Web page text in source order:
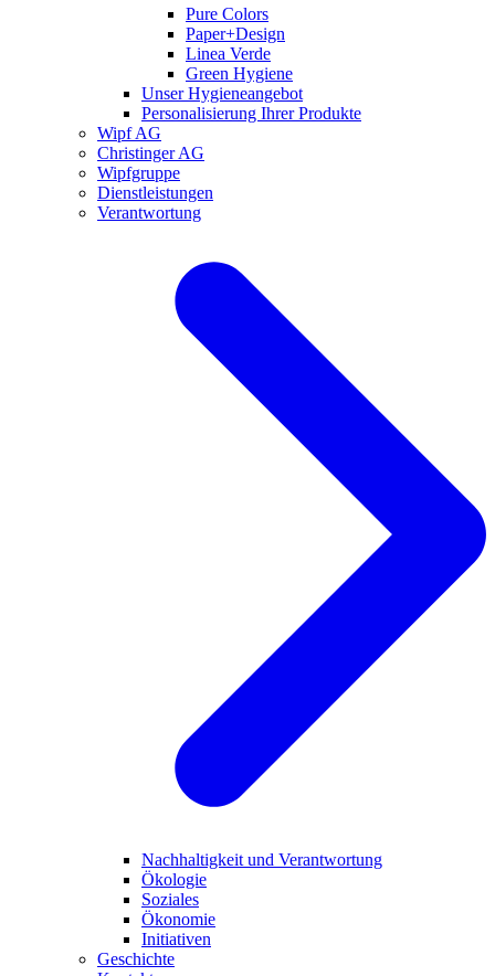
Pure Colors
Paper+Design
Linea Verde
Green Hygiene
Unser Hygieneangebot
Personalisierung Ihrer Produkte
Wipf AG
Christinger AG
Wipfgruppe
Dienstleistungen
Verantwortung
Nachhaltigkeit und Verantwortung
Ökologie
Soziales
Ökonomie
Initiativen
Geschichte